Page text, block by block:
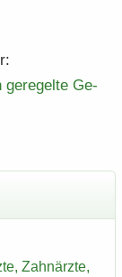
ge­re­gel­te Ge­
Zahn­ärz­te,